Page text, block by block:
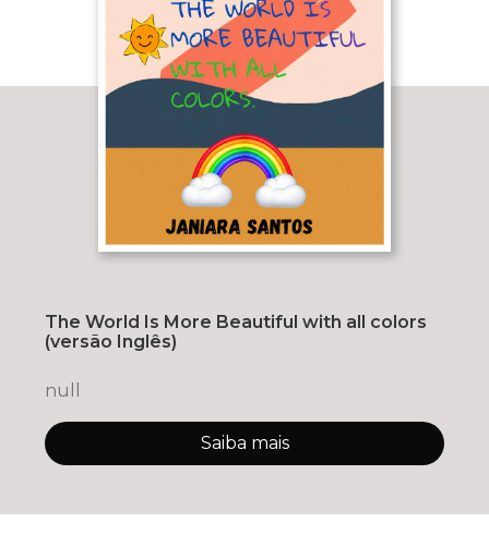
The World Is More Beautiful with all colors
(versão Inglês)
null
Saiba mais